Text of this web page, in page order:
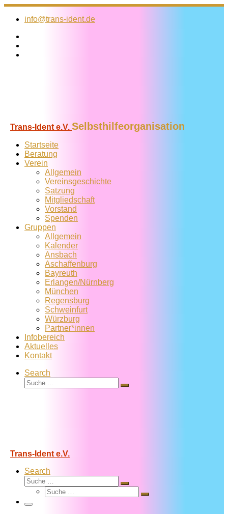
Zum
Inhalt
info@trans-ident.de
Trans-Ident e.V. Selbsthilfeorganisation
Startseite
Beratung
Verein
Allgemein
Vereins­geschichte
Satzung
Mitglied­schaft
Vorstand
Spenden
Gruppen
Allgemein
Kalender
Ansbach
Aschaffenburg
Bayreuth
Erlangen/Nürnberg
München
Regensburg
Schweinfurt
Würzburg
Partner*innen
Infobereich
Aktuelles
Kontakt
Search
Suche
Suche
Trans-Ident e.V.
Search
Suche
Suche
Suche
Suche
Menü